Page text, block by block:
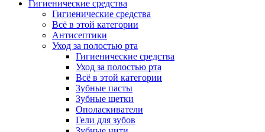
Гигиенические средства
Гигиенические средства
Всё в этой категории
Антисептики
Уход за полостью рта
Гигиенические средства
Уход за полостью рта
Всё в этой категории
Зубные пасты
Зубные щетки
Ополаскиватели
Гели для зубов